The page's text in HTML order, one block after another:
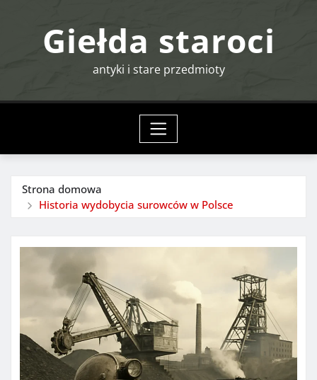
Giełda staroci
antyki i stare przedmioty
Strona domowa
Historia wydobycia surowców w Polsce